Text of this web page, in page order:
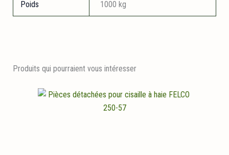
Poids 1000 kg
Produits qui pourraient vous intéresser